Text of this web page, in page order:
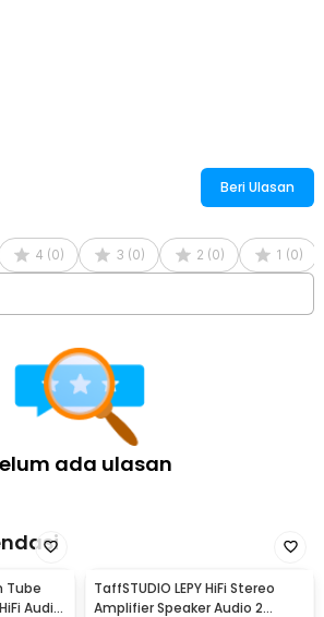
Beri Ulasan
4 (0) 3 (0) 2 (0) 1 (0)
ada ulasan
Tube
Audio
TaffSTUDIO LEPY HiFi Stereo
Amplifier Speaker Audio 2